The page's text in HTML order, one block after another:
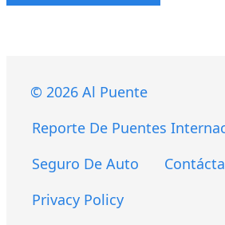
© 2026 Al Puente
Reporte De Puentes
Seguro De Auto
Privacy Policy